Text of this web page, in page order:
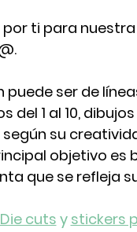
ti para
puede ser de
del 1 al 10,
su
objetivo es
que se refleja
Die cuts y stickers